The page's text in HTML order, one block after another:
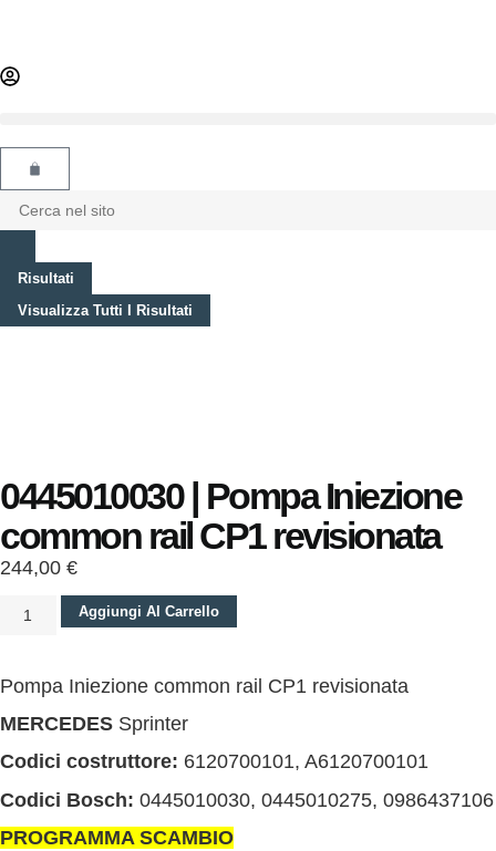
Risultati
Visualizza Tutti I Risultati
0445010030 | Pompa Iniezione
common rail CP1 revisionata
244,00 €
Aggiungi Al Carrello
Pompa Iniezione common rail CP1 revisionata
MERCEDES Sprinter
Codici costruttore: 6120700101, A6120700101
Codici Bosch: 0445010030, 0445010275, 0986437106
PROGRAMMA SCAMBIO